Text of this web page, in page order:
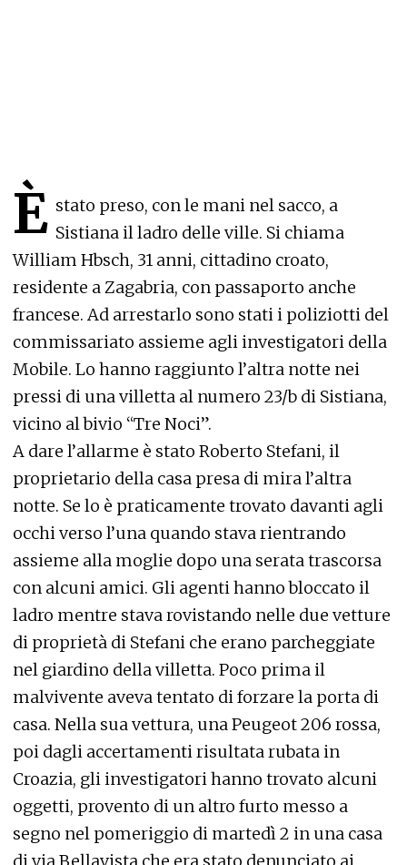
È stato preso, con le mani nel sacco, a
Sistiana il ladro delle ville. Si chiama
William Hbsch, 31 anni, cittadino croato,
residente a Zagabria, con passaporto anche
francese. Ad arrestarlo sono stati i poliziotti del
commissariato assieme agli investigatori della
Mobile. Lo hanno raggiunto l’altra notte nei
pressi di una villetta al numero 23/b di Sistiana,
vicino al bivio “Tre Noci”.
A dare l’allarme è stato Roberto Stefani, il
proprietario della casa presa di mira l’altra
notte. Se lo è praticamente trovato davanti agli
occhi verso l’una quando stava rientrando
assieme alla moglie dopo una serata trascorsa
con alcuni amici. Gli agenti hanno bloccato il
ladro mentre stava rovistando nelle due vetture
di proprietà di Stefani che erano parcheggiate
nel giardino della villetta. Poco prima il
malvivente aveva tentato di forzare la porta di
casa. Nella sua vettura, una Peugeot 206 rossa,
poi dagli accertamenti risultata rubata in
Croazia, gli investigatori hanno trovato alcuni
oggetti, provento di un altro furto messo a
segno nel pomeriggio di martedì 2 in una casa
di via Bellavista che era stato denunciato ai